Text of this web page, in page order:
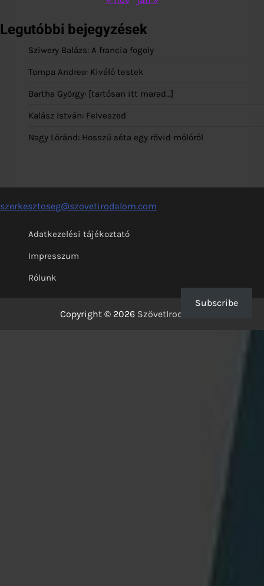
Legutóbbi bejegyzések
Sziwery Balázs: A francia fogoly
Tompa Andrea: Kiváló testek
Bartha György: [tartósan itt marad…]
Kalász István: Felveszed
Nagy Lóránd: Hosszú séta egy rövid mólóról
szerkesztoseg@szovetirodalom.com
Adatkezelési tájékoztató
Impresszum
Rólunk
Copyright © 2026 SzövetIrodalom
Subscribe